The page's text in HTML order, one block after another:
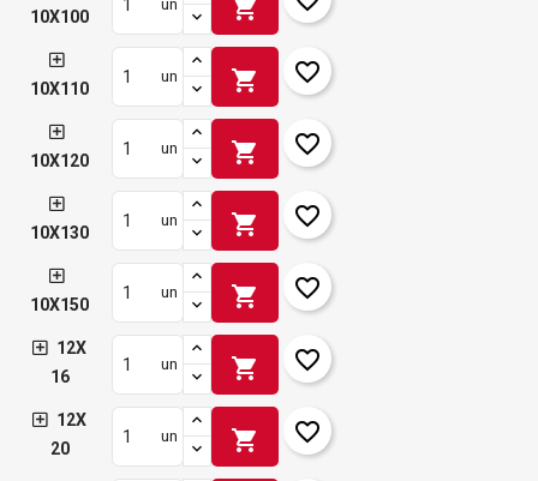
10X100
un shopping_cart
10X110
un shopping_cart favorite_border
10X120
un shopping_cart favorite_border
10X130
un shopping_cart favorite_border
10X150
un shopping_cart favorite_border
12X
16
un shopping_cart favorite_border
12X
20
un shopping_cart favorite_border